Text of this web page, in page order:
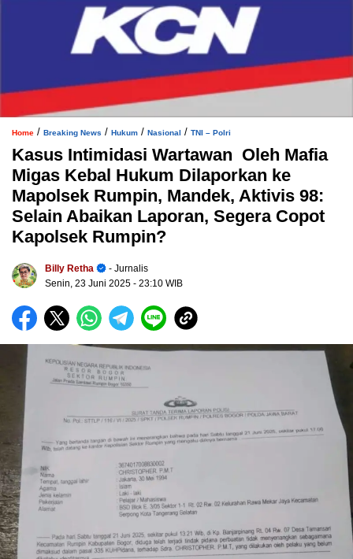
Home / Breaking News / Hukum / Nasional / TNI – Polri
Kasus Intimidasi Wartawan Oleh Mafia
Migas Kebal Hukum Dilaporkan ke
Mapolsek Rumpin, Mandek, Aktivis 98:
Selain Abaikan Laporan, Segera Copot
Kapolsek Rumpin?
Billy Retha
- Jurnalis
Senin, 23 Juni 2025 - 23:10 WIB